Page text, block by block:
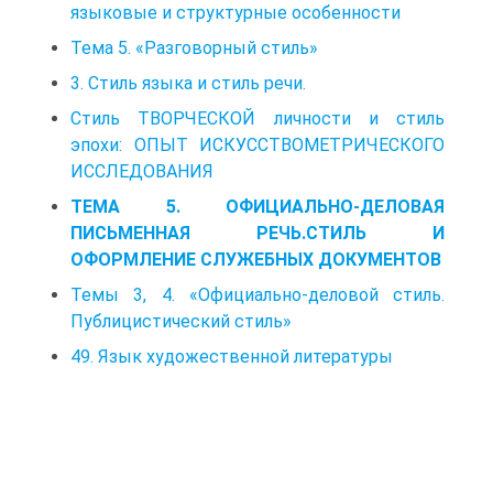
языковые и структурные особенности
Тема 5. «Разговорный стиль»
3. Стиль языка и стиль речи.
Стиль ТВОРЧЕСКОЙ личности и стиль
эпохи: ОПЫТ ИСКУССТВОМЕТРИЧЕСКОГО
ИССЛЕДОВАНИЯ
ТЕМА 5. ОФИЦИАЛЬНО-ДЕЛОВАЯ
ПИСЬМЕННАЯ РЕЧЬ.СТИЛЬ И
ОФОРМЛЕНИЕ СЛУЖЕБНЫХ ДОКУМЕНТОВ
Темы 3, 4. «Официально-деловой стиль.
Публицистический стиль»
49. Язык художественной литературы